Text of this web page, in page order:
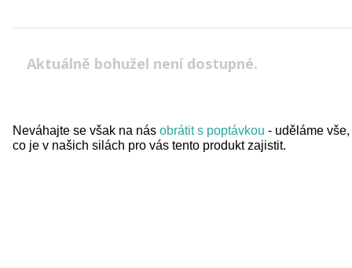
Aktuálně bohužel není dostupné.
Neváhajte se však na nás obrátit s poptávkou - uděláme vše,
co je v našich silách pro vás tento produkt zajistit.